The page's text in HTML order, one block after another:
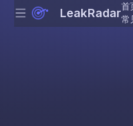
Menu LeakRadar首
常